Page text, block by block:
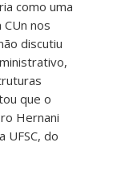
como uma
nos
discutiu
que o
Hernani
UFSC, do